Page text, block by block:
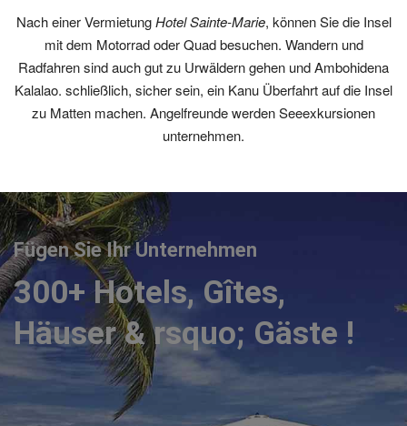
Nach einer VermietungHotel Sainte-Marie, können Sie die Insel
mit dem Motorrad oder Quad besuchen. Wandern und
Radfahren sind auch gut zu Urwäldern gehen und Ambohidena
Kalalao. schließlich, sicher sein, ein Kanu Überfahrt auf die Insel
zu Matten machen. Angelfreunde werden Seeexkursionen
unternehmen.
Fügen Sie Ihr Unternehmen
300+ Hotels, Gîtes,
Häuser & rsquo; Gäste !